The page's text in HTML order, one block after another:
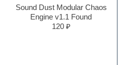
Sound Dust Modular Chaos
Engine v1.1 Found
120 ₽